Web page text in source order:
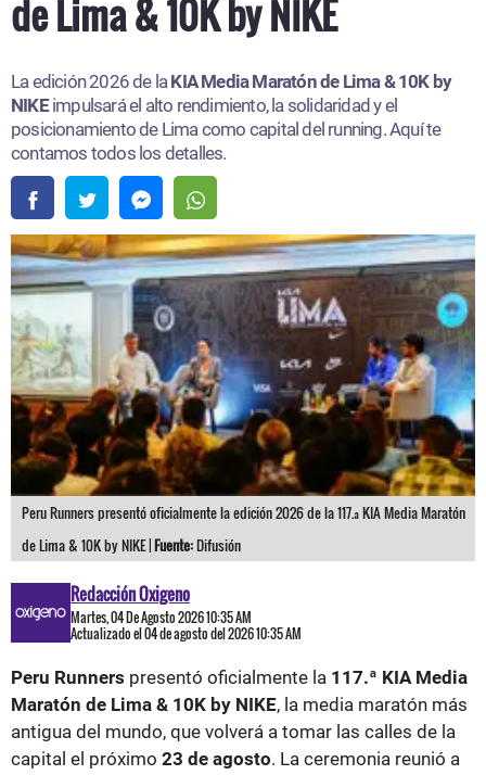
de Lima & 10K by NIKE
La edición 2026 de laKIA Media Maratón de Lima & 10K by
NIKEimpulsará el alto rendimiento, la solidaridad y el
posicionamiento de Lima como capital del running. Aquí te
contamos todos los detalles.
Peru Runners presentó oficialmente la edición 2026 de la 117.ª KIA Media Maratón
de Lima & 10K by NIKE |Fuente:Difusión
Redacción Oxigeno
Martes, 04 De Agosto 2026 10:35 AM
Actualizado el 04 de agosto del 2026 10:35 AM
Peru Runners presentó oficialmente la 117.ª KIA Media
Maratón de Lima & 10K by NIKE, la media maratón más
antigua del mundo, que volverá a tomar las calles de la
capital el próximo 23 de agosto. La ceremonia reunió a